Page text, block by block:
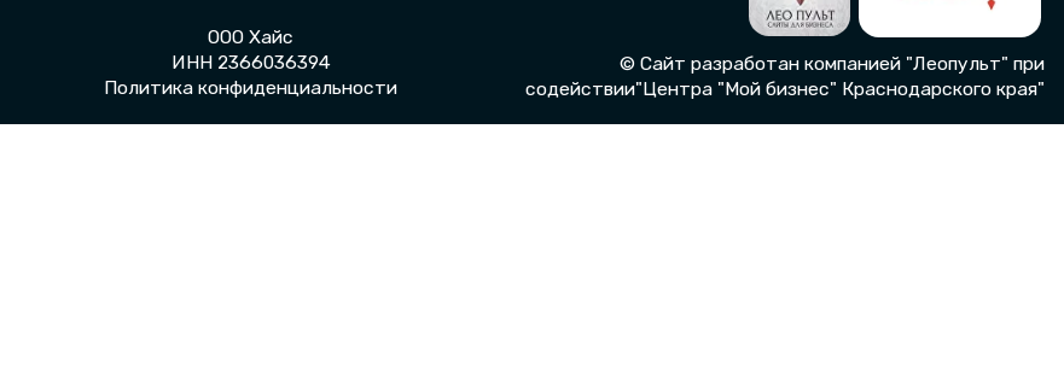
© Сайт разработан компанией "Леопульт" при
содействии"Центра "Мой бизнес" Краснодарского края"
ИНН 2366036394
Политика конфиденциальности